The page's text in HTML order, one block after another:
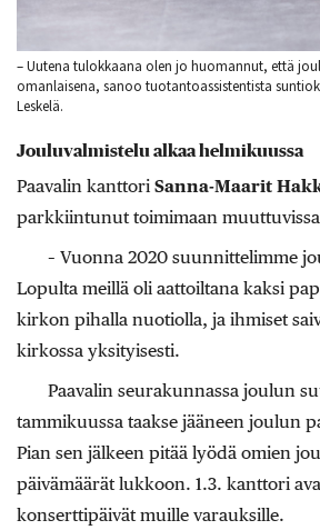
– Uutena tulokkaana olen jo huomannut, että
omanlaisena, sanoo tuotantoassistentista
Leskelä.
Jouluvalmistelu alkaa helmikuussa
Paavalin kanttori Sanna-Maarit
parkkiintunut toimimaan muuttuvissa
– Vuonna 2020 suunnittelimme
Lopulta meillä oli aattoiltana kaksi
kirkon pihalla nuotiolla, ja ihmiset
kirkossa yksityisesti.
Paavalin seurakunnassa joulun
tammikuussa taakse jääneen joulun
Pian sen jälkeen pitää lyödä omien
päivämäärät lukkoon. 1.3. kanttori
konserttipäivät muille varauksille.